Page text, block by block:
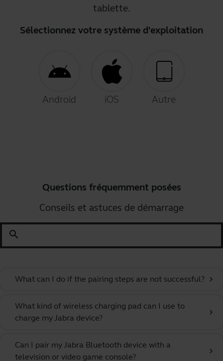
tablette.
Sélectionnez votre système d'exploitation
Android iOS Autre
Questions fréquemment posées
Conseils et astuces de démarrage
search
What can I do if the pairing steps are not successful? chevron_right
What kind of wireless charging pad can I use to
charge my Jabra device?
chevron_right
Can I pair my Jabra Bluetooth device with a
television or video game console?
chevron_right